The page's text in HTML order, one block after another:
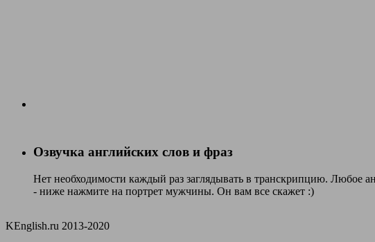
Озвучка английских слов и фраз
Нет необходимости каждый раз заглядывать в транскрипцию. Любое
- ниже нажмите на портрет мужчины. Он вам все скажет :)
KEnglish.ru 2013-2020